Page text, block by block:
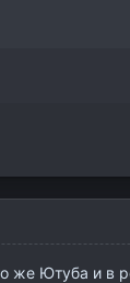
же Ютуба и